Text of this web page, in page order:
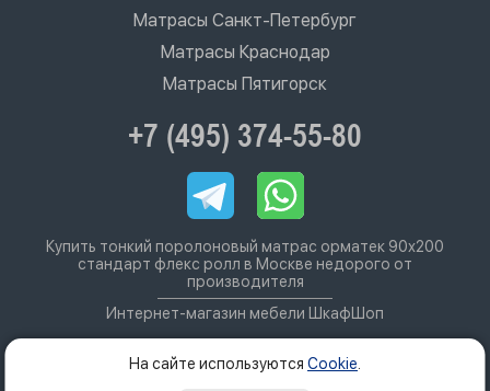
Матрасы Санкт-Петербург
Матрасы Краснодар
Матрасы Пятигорск
+7 (495) 374-55-80
Купить тонкий поролоновый матрас орматек 90х200
стандарт флекс ролл в Москве недорого от
производителя
Интернет-магазин мебели ШкафШоп
На сайте используются Cookie